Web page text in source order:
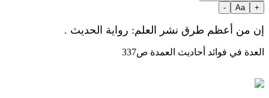
+
Aa
-
إن من أعظم طرق نشر العلم: رواية الحديث .
العدة في فوائد أحاديث العمدة ص337